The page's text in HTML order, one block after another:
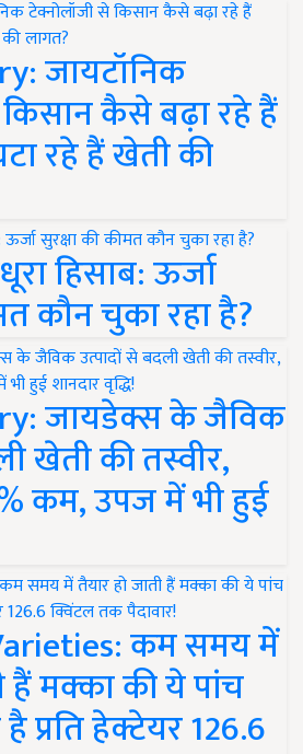
जायटॉनिक
कैसे बढ़ा रहे हैं
रहे हैं खेती की
हिसाब: ऊर्जा
कौन चुका रहा है?
जायडेक्स के जैविक
खेती की तस्वीर,
कम, उपज में भी हुई
कम समय में
हैं मक्का की ये पांच
प्रति हेक्टेयर 126.6